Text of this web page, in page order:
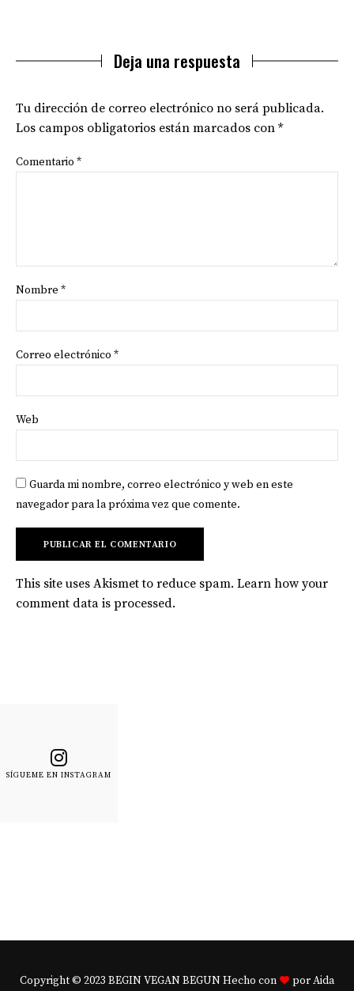
Deja una respuesta
Tu dirección de correo electrónico no será publicada.
Los campos obligatorios están marcados con *
Comentario *
Nombre *
Correo electrónico *
Web
Guarda mi nombre, correo electrónico y web en este
navegador para la próxima vez que comente.
This site uses Akismet to reduce spam. Learn how your
comment data is processed.
SÍGUEME EN INSTAGRAM
Copyright © 2023 BEGIN VEGAN BEGUN Hecho con por Aida